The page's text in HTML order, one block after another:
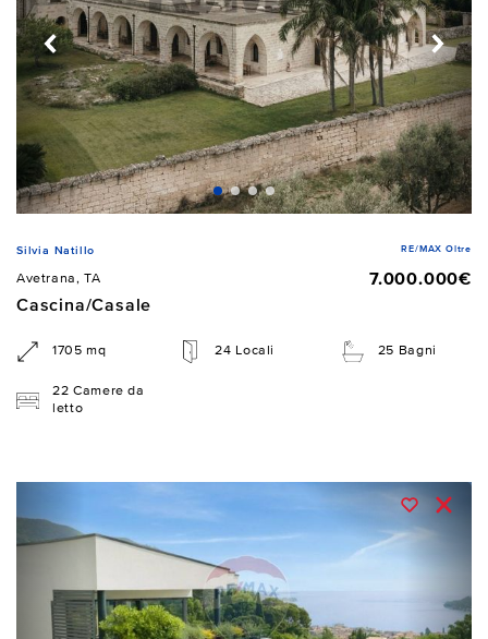
Silvia Natillo RE/MAX Oltre
Avetrana, TA
7.000.000€
Cascina/Casale
1705 mq 24 Locali 25 Bagni
22 Camere da
letto